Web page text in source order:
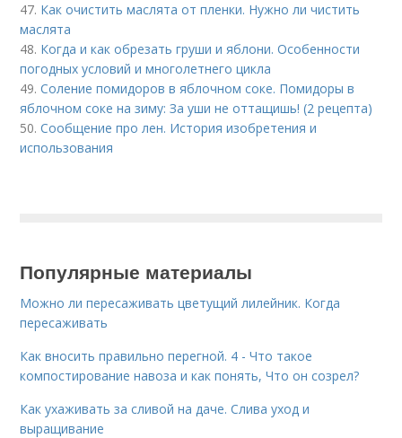
47. Как очистить маслята от пленки. Нужно ли чистить
маслята
48. Когда и как обрезать груши и яблони. Особенности
погодных условий и многолетнего цикла
49.Соление помидоров в яблочном соке. Помидоры в
яблочном соке на зиму: За уши не оттащишь! (2 рецепта)
50.Сообщение про лен. История изобретения и
использования
Популярные материалы
Можно ли пересаживать цветущий лилейник. Когда
пересаживать
Как вносить правильно перегной. 4 - Что такое
компостирование навоза и как понять, Что он созрел?
Как ухаживать за сливой на даче. Слива уход и
выращивание